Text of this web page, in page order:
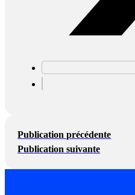
Publication précédente
Publication suivante